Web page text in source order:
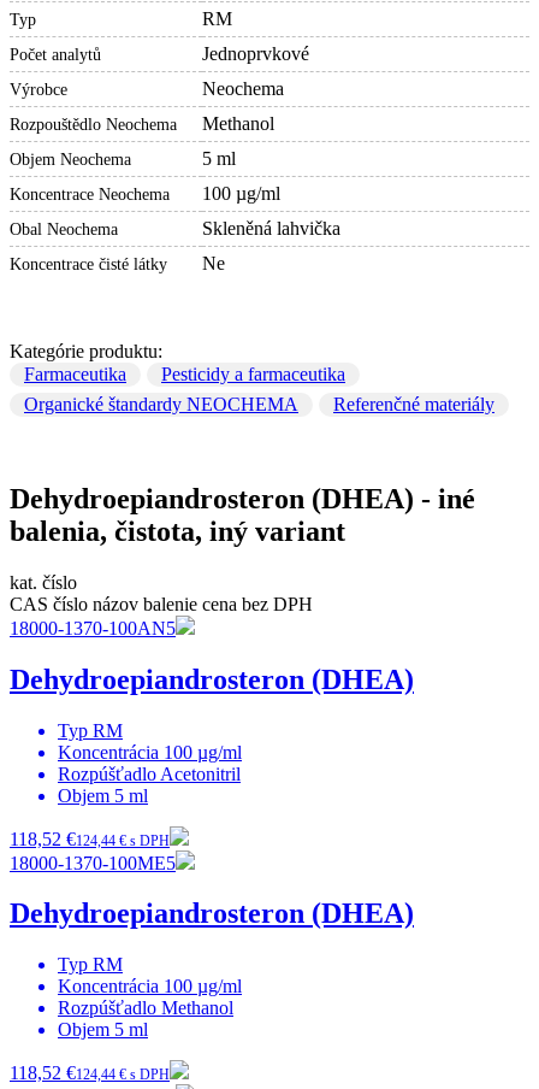
Typ RM
Počet analytů Jednoprvkové
Výrobce Neochema
Rozpouštědlo Neochema Methanol
Objem Neochema 5 ml
Koncentrace Neochema 100 µg/ml
Obal Neochema Skleněná lahvička
Koncentrace čisté látky Ne
Kategórie produktu:
Farmaceutika
Pesticidy a farmaceutika
Organické štandardy NEOCHEMA
Referenčné materiály
Dehydroepiandrosteron (DHEA) - iné
balenia, čistota, iný variant
kat. číslo
CAS číslo názov balenie cena bez DPH
18000-1370-100AN5
Dehydroepiandrosteron (DHEA)
Typ RM
Koncentrácia 100 µg/ml
Rozpúšťadlo Acetonitril
Objem 5 ml
118,52 €124,44 € s DPH
18000-1370-100ME5
Dehydroepiandrosteron (DHEA)
Typ RM
Koncentrácia 100 µg/ml
Rozpúšťadlo Methanol
Objem 5 ml
118,52 €124,44 € s DPH